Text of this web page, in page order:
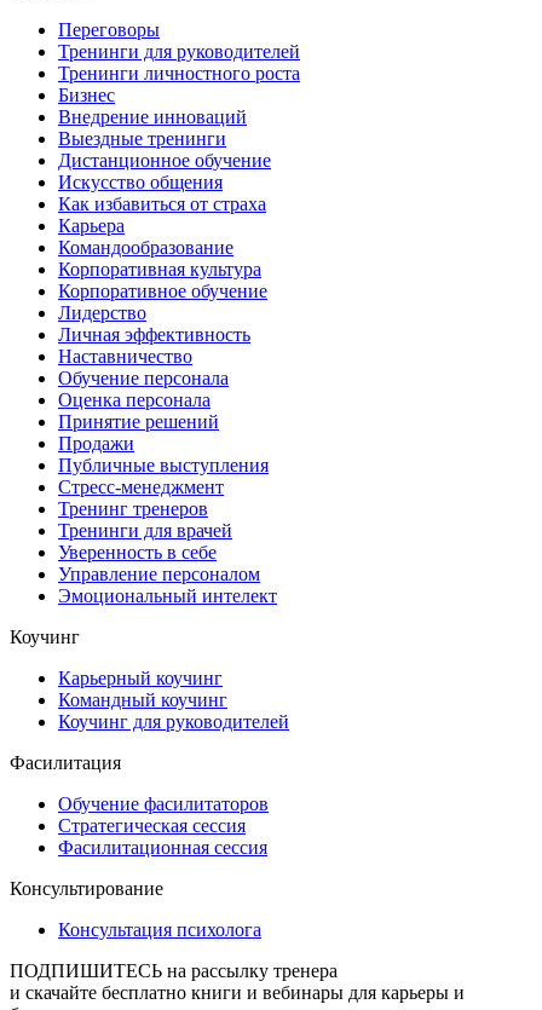
Переговоры
Тренинги для руководителей
Тренинги личностного роста
Бизнес
Внедрение инноваций
Выездные тренинги
Дистанционное обучение
Искусство общения
Как избавиться от страха
Карьера
Командообразование
Корпоративная культура
Корпоративное обучение
Лидерство
Личная эффективность
Наставничество
Обучение персонала
Оценка персонала
Принятие решений
Продажи
Публичные выступления
Стресс-менеджмент
Тренинг тренеров
Тренинги для врачей
Уверенность в себе
Управление персоналом
Эмоциональный интелект
Коучинг
Карьерный коучинг
Командный коучинг
Коучинг для руководителей
Фасилитация
Обучение фасилитаторов
Стратегическая сессия
Фасилитационная сессия
Консультирование
Консультация психолога
ПОДПИШИТЕСЬ на рассылку тренера
и скачайте бесплатно книги и вебинары для карьеры и